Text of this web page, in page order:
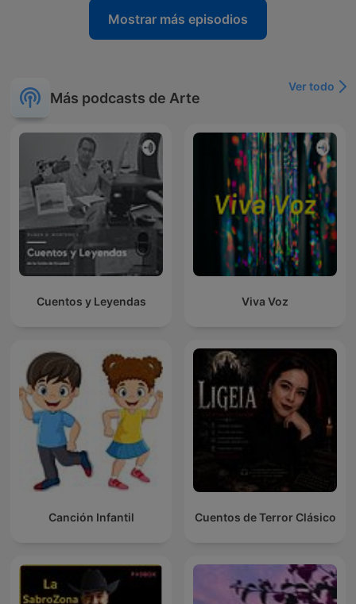
Mostrar más episodios
Más podcasts de Arte
Ver todo
Cuentos y Leyendas Viva Voz
Canción Infantil Cuentos de Terror Clásico